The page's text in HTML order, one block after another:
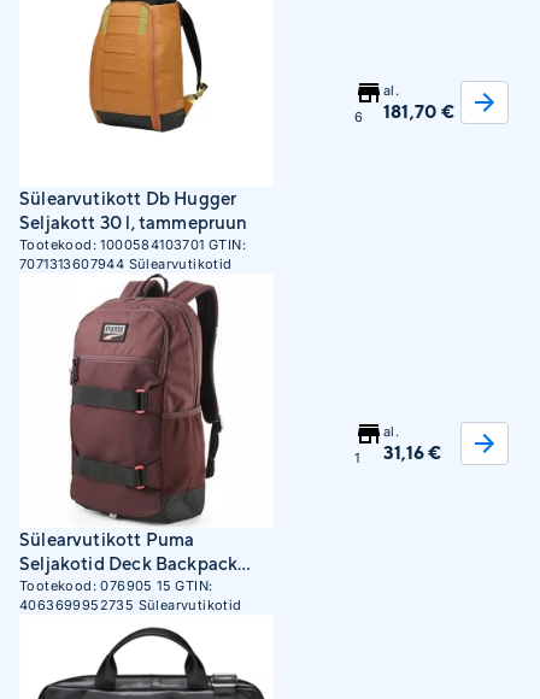
Sülearvutikott Db Hugger
Seljakott 30 l, tammepruun
Tootekood:1000584103701 GTIN:
7071313607944 Sülearvutikotid
6
al.
181,70 €
Sülearvutikott Puma
Seljakotid Deck Backpack
Fudge Bordeaux
Tootekood:076905 15 GTIN:
4063699952735 Sülearvutikotid
1
al.
31,16 €